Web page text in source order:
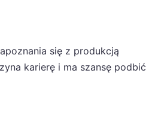
się z produkcją
karierę i ma szansę podbić